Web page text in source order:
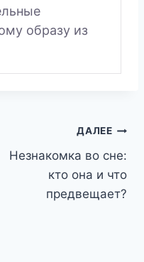
образу из
ДАЛЕЕ
Незнакомка во сне:
кто она и что
предвещает?